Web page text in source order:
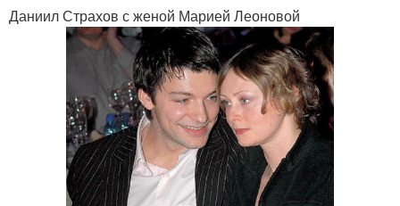
Даниил Страхов с женой Марией Леоновой